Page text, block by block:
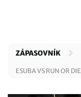
ZÁPASOVNÍK
ESUBA VS RUN OR DIE